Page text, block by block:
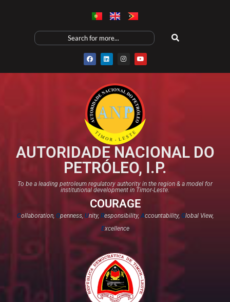
AUTORIDADE NACIONAL DO
PETRÓLEO, I.P.
To be a leading petroleum regulatory authority in the region & a model for
institutional development in Timor-Leste.
COURAGE
Collaboration, Openness, Unity, Responsibility,Accountability, Global View,
Excellence​